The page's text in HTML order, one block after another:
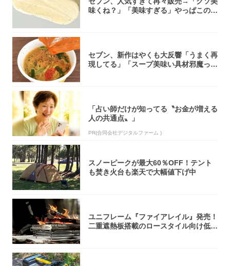
味くね？」「美味すぎる」やっぱこのク
セブン、新作はやくも大反響「うまく再
現してる」「スープ美味い具材邪魔って
「占い師だけが知ってる〝お金が増える
人の共通点〟」
PR(合同会社デジタルファーム )
スノーピークが最大60％OFF！テント
も焚き火台も楽天で大幅値下げ中
ユニフレーム『ファイアレイル』発売！
二重遮熱板搭載のロースタイル向け低型